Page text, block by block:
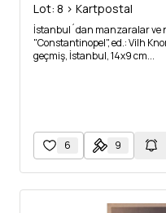
Lot: 8 > Kartpostal
İstanbul´dan manzaralar ve
"Constantinopel", ed.: Vilh
geçmiş, İstanbul, 14x9 cm...
6 9